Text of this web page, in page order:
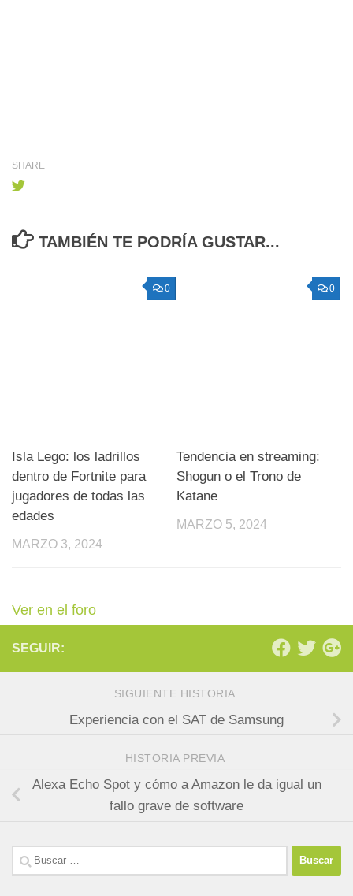
SHARE
TAMBIÉN TE PODRÍA GUSTAR...
0
Isla Lego: los ladrillos
dentro de Fortnite para
jugadores de todas las
edades
MARZO 3, 2024
0
Tendencia en streaming:
Shogun o el Trono de
Katane
MARZO 5, 2024
Ver en el foro
SEGUIR:
SIGUIENTE HISTORIA
Experiencia con el SAT de Samsung
HISTORIA PREVIA
Alexa Echo Spot y cómo a Amazon le da igual un
fallo grave de software
Buscar: